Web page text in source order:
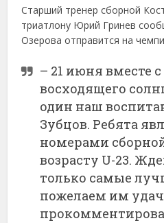
Старший тренер сборной
триатлону Юрий Гринев
Озерова отправится на
– 21 июня вместе
восходящего
один наш
Зубцов. Ребята
номерами
возрасту U-23.
только самые
пожелаем им